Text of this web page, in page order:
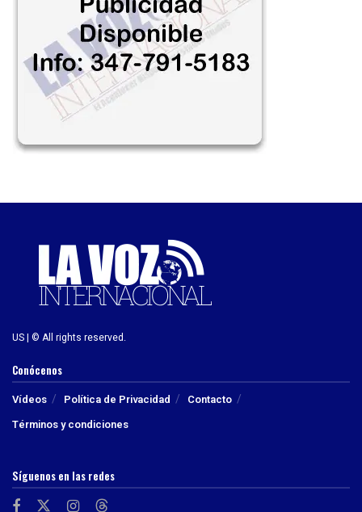
US | © All rights reserved.
Conócenos
Vídeos Política de Privacidad
Contacto
Términos y condiciones
Síguenos en las redes